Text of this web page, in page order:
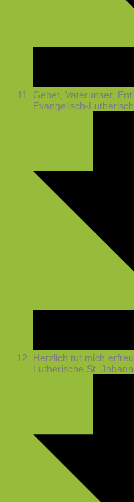
Gebet, Vaterunser,
Evangelisch-
Herzlich tut mich
Lutherische St.